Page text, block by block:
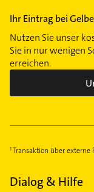
Ihr Eintrag bei
Nutzen Sie unser
Sie in nur wenigen
erreichen.
Transaktion über externe
Dialog & Hilfe